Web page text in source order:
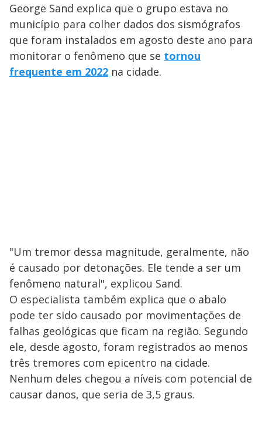
George Sand explica que o grupo estava no
município para colher dados dos sismógrafos
que foram instalados em agosto deste ano para
monitorar o fenômeno que se tornou
frequente em 2022 na cidade.
"Um tremor dessa magnitude, geralmente, não
é causado por detonações. Ele tende a ser um
fenômeno natural", explicou Sand.
O especialista também explica que o abalo
pode ter sido causado por movimentações de
falhas geológicas que ficam na região. Segundo
ele, desde agosto, foram registrados ao menos
três tremores com epicentro na cidade.
Nenhum deles chegou a níveis com potencial de
causar danos, que seria de 3,5 graus.